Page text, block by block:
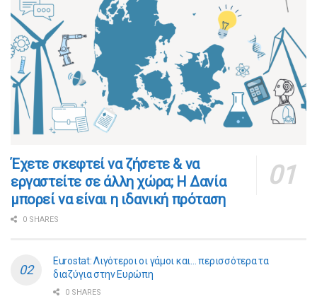
​​Έχετε σκεφτεί να ζήσετε & να
εργαστείτε σε άλλη χώρα; Η Δανία
μπορεί να είναι η ιδανική πρόταση
0 SHARES
Eurostat: Λιγότεροι οι γάμοι και… περισσότερα τα
διαζύγια στην Ευρώπη
0 SHARES